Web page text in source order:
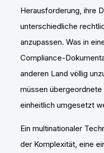
Herausforderung, ihre
unterschiedliche
anzupassen. Was in
Compliance-
anderen Land völlig
müssen
einheitlich umgesetzt
Ein multinationaler
der Komplexität, eine